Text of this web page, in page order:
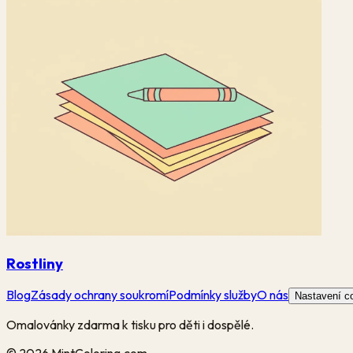
Rostliny
BlogZásady ochrany soukromíPodmínky službyO nás Nastavení
Omalovánky zdarma k tisku pro děti i dospělé.